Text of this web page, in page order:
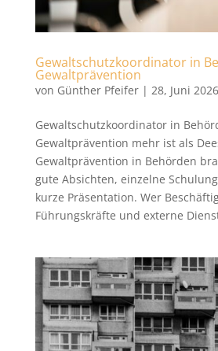
Gewaltschutzkoordinator in
Gewaltprävention
von Günther Pfeifer| 28, Juni 2026
Gewaltschutzkoordinator in
Gewaltprävention mehr ist als
Gewaltprävention in Behörden
gute Absichten, einzelne
kurze Präsentation. Wer
Führungskräfte und externe